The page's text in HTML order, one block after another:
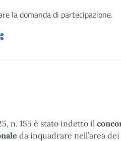
la domanda di partecipazione.
n. 155 è stato indetto il
da inquadrare nell’area dei